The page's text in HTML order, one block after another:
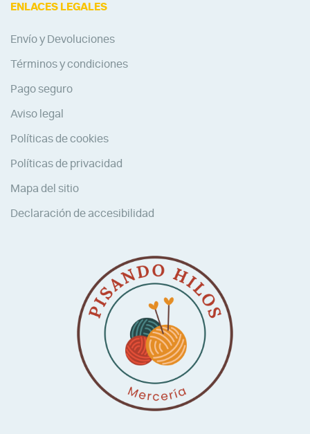
ENLACES LEGALES
Envío y Devoluciones
Términos y condiciones
Pago seguro
Aviso legal
Políticas de cookies
Políticas de privacidad
Mapa del sitio
Declaración de accesibilidad